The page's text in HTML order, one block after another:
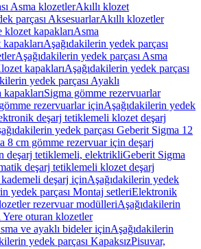
Asma klozetlerAkıllı klozet
parçası AksesuarlarAkıllı klozetler
kapaklarıAsma
Aşağıdakilerin yedek parçası
Aşağıdakilerin yedek parçası Asma
kapaklarıAşağıdakilerin yedek parçası
yedek parçası Ayaklı
Sigma gömme rezervuarlar
rezervuarlar içinAşağıdakilerin yedek
deşarj tetiklemeli klozet deşarj
yedek parçası Geberit Sigma 12
8 cm gömme rezervuar için deşarj
deşarj tetiklemeli, elektrikliGeberit Sigma
deşarj tetiklemeli klozet deşarj
kademeli deşarj içinAşağıdakilerin yedek
yedek parçası Montaj setleriElektronik
rezervuar modülleriAşağıdakilerin
Yere oturan klozetler
ve ayaklı bideler içinAşağıdakilerin
yedek parçası KapaksızPisuvar,